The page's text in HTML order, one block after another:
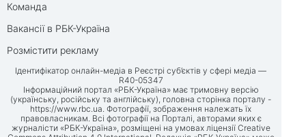
Команда
Вакансії в РБК-Україна
Розмістити рекламу
Ідентифікатор онлайн-медіа в Реєстрі суб’єктів у сфері медіа —
R40-05347
Інформаційний портал «РБК-Україна» має тримовну версію
(українську, російську та англійську), головна сторінка порталу -
https://www.rbc.ua. Фотографії, зображення належать їх
правовласникам. Всі фотографії на Порталі, авторами яких є
журналісти «РБК-Україна», розміщені на умовах ліцензії Creative